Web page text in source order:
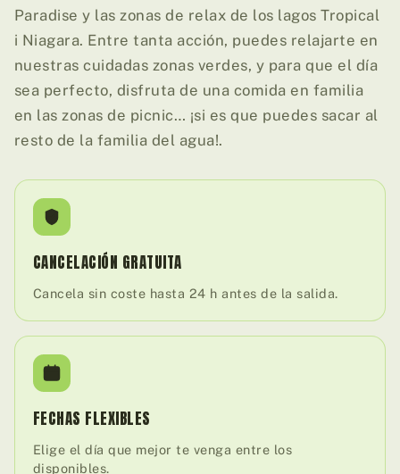
Paradise y las zonas de relax de los lagos Tropical
i Niagara. Entre tanta acción, puedes relajarte en
nuestras cuidadas zonas verdes, y para que el día
sea perfecto, disfruta de una comida en familia
en las zonas de picnic… ¡si es que puedes sacar al
resto de la familia del agua!.
CANCELACIÓN GRATUITA
Cancela sin coste hasta 24 h antes de la salida.
FECHAS FLEXIBLES
Elige el día que mejor te venga entre los
disponibles.